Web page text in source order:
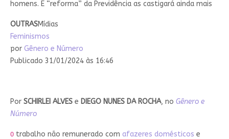
homens. E “reforma” da Previdência as castigará ainda mais
OUTRASMídias
Feminismos
por Gênero e Número
Publicado 31/01/2024 às 16:46
Por SCHIRLEI ALVESe DIEGO NUNES DA ROCHA, no Gênero e
Número
Otrabalho não remunerado com afazeres domésticos e